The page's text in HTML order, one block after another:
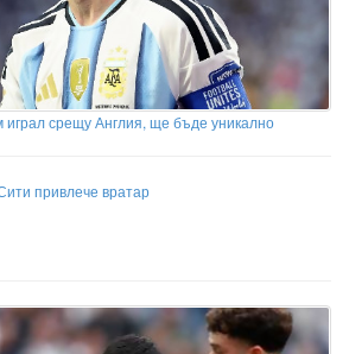
срещу Англия, ще бъде уникално
привлече вратар